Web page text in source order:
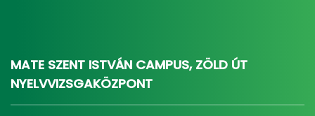
MATE SZENT ISTVÁN CAMPUS, ZÖLD ÚT
NYELVVIZSGAKÖZPONT